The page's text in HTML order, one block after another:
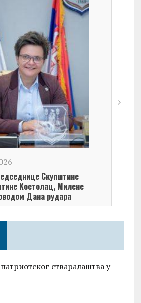
Скупштине
Kостолац, Милене
Дана рудара
стваралаштва у